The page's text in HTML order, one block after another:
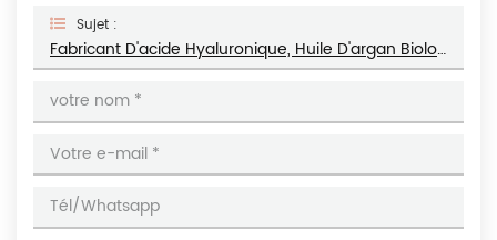
Sujet :
Fabricant D'acide Hyaluronique, Huile D'argan Biologique Hydratante, Anti-Rides, Crème Raffermissante Pour Les Yeux Au Collagène